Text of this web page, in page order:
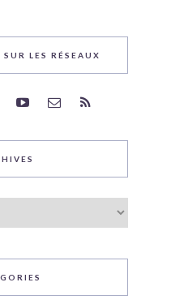
LES RÉSEAUX